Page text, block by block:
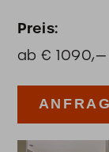
Preis
ab€ 1090,—